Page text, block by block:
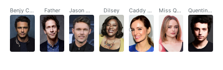
Benjy Compson Father Jason Compson IV Dilsey Caddy Compson Miss Quentin Quentin Compson